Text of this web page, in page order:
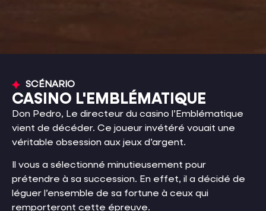
SCÉNARIO
CASINO L'EMBLÉMATIQUE
Don Pedro, Le directeur du casino l’Emblématique
vient de décéder. Ce joueur invétéré vouait une
véritable obsession aux jeux d’argent.
Il vous a sélectionné minutieusement pour
prétendre à sa succession. En effet, il a décidé de
léguer l’ensemble de sa fortune à ceux qui
remporteront cette épreuve.